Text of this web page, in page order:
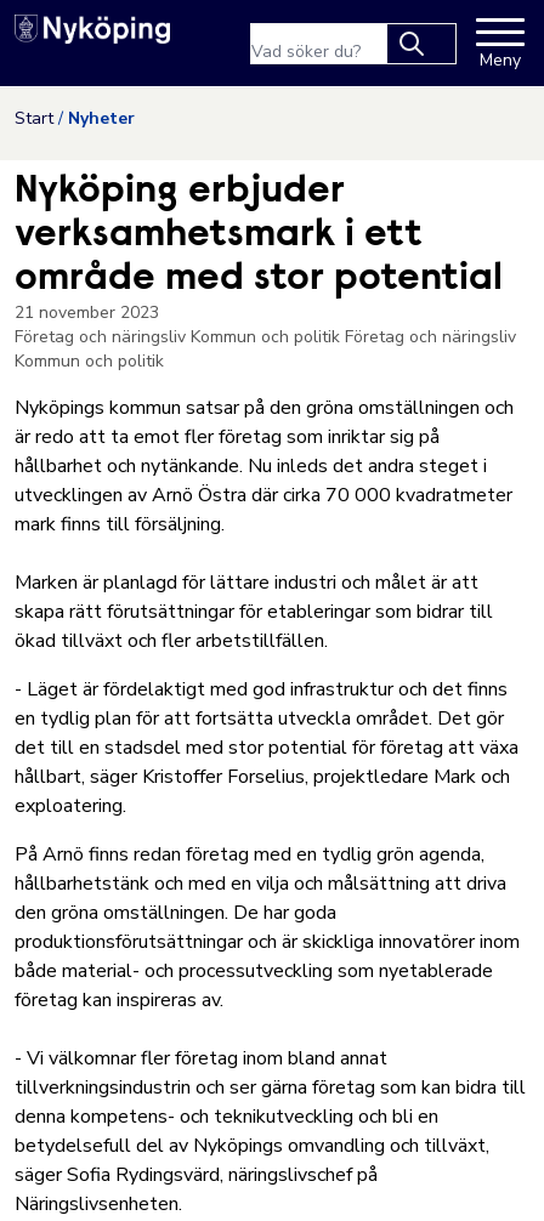
Nyköpings kommuns
Meny
Start Nyheter
Nyköping erbjuder
verksamhetsmark i ett
område med stor potential
21 november 2023
Företag och näringsliv Kommun och politik Företag och näringsliv
Kommun och politik
Nyköpings kommun satsar på den gröna omställningen och
är redo att ta emot fler företag som inriktar sig på
hållbarhet och nytänkande. Nu inleds det andra steget i
utvecklingen av Arnö Östra där cirka 70 000 kvadratmeter
mark finns till försäljning.
Marken är planlagd för lättare industri och målet är att
skapa rätt förutsättningar för etableringar som bidrar till
ökad tillväxt och fler arbetstillfällen.
- Läget är fördelaktigt med god infrastruktur och det finns
en tydlig plan för att fortsätta utveckla området. Det gör
det till en stadsdel med stor potential för företag att växa
hållbart, säger Kristoffer Forselius, projektledare Mark och
exploatering.
På Arnö finns redan företag med en tydlig grön agenda,
hållbarhetstänk och med en vilja och målsättning att driva
den gröna omställningen. De har goda
produktionsförutsättningar och är skickliga innovatörer inom
både material- och processutveckling som nyetablerade
företag kan inspireras av.
- Vi välkomnar fler företag inom bland annat
tillverkningsindustrin och ser gärna företag som kan bidra till
denna kompetens- och teknikutveckling och bli en
betydelsefull del av Nyköpings omvandling och tillväxt,
säger Sofia Rydingsvärd, näringslivschef på
Näringslivsenheten.